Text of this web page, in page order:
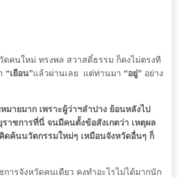
คนใหม่ ทรงพล สวาสดิ์ธรรม ก็คงไม่ตรงที
“เยือน”แล้วผ่านเลย แต่ท่านมา “อยู่” อย่าง
ายมาก เพราะผู้ว่าฯลำปาง ย้อนหลังไป
าชการที่นี่ จนมีคนตั้งข้อสังเกตว่า เหตุผล
ดค้นนวัตกรรมใหม่ๆ เหมือนจังหวัดอื่นๆ ก็
การจังหวัดคนเดียว คงทำอะไรไม่ได้มากนัก